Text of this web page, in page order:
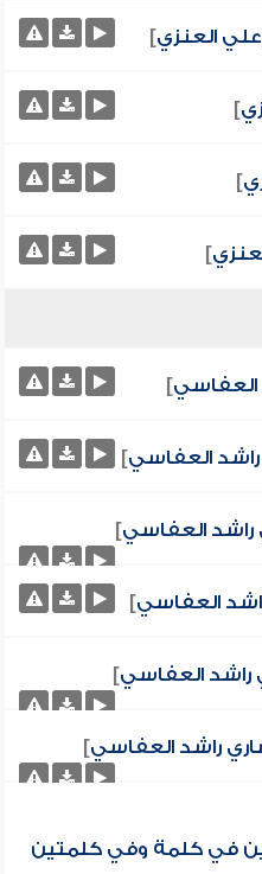
علي العنزي]
]
]
]
العفاسي]
العفاسي]
راشد العفاسي]
العفاسي]
راشد العفاسي]
راشد العفاسي]
في كلمة وفي كلمتين